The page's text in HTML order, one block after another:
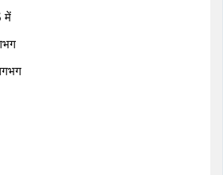
में